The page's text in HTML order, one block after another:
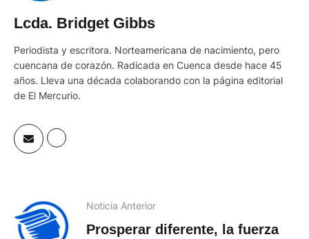
Lcda. Bridget Gibbs
Periodista y escritora. Norteamericana de nacimiento, pero
cuencana de corazón. Radicada en Cuenca desde hace 45
años. Lleva una década colaborando con la página editorial
de El Mercurio.
Noticia Anterior
Prosperar diferente, la fuerza